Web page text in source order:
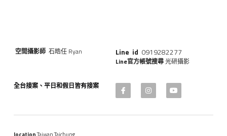
空間攝影師 石皓任 Ryan Line  id 0919282277
Line官方帳號搜尋 光研攝影
全台接案、平日和假日皆有接案